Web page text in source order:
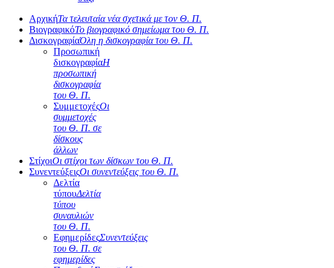
ΑρχικήΤα τελευταία νέα σχετικά με τον Θ. Π.
ΒιογραφικόΤο βιογραφικό σημείωμα του Θ. Π.
ΔισκογραφίαΌλη η δισκογραφία του Θ. Π.
Προσωπική
δισκογραφίαΗ
προσωπική
δισκογραφία
του Θ. Π.
ΣυμμετοχέςΟι
συμμετοχές
του Θ. Π. σε
δίσκους
άλλων
ΣτίχοιΟι στίχοι των δίσκων του Θ. Π.
ΣυνεντεύξειςΟι συνεντεύξεις του Θ. Π.
Δελτία
τύπουΔελτία
τύπου
συναυλιών
του Θ. Π.
ΕφημερίδεςΣυνεντεύξεις
του Θ. Π. σε
εφημερίδες